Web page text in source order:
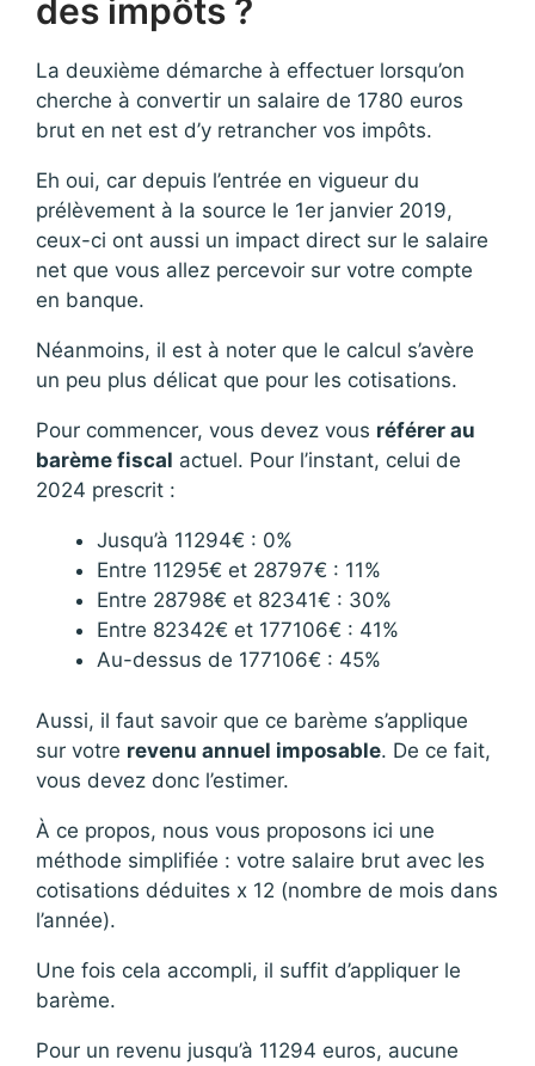
des impôts ?
La deuxième démarche à effectuer lorsqu’on
cherche à convertir un salaire de 1780 euros
brut en net est d’y retrancher vos impôts.
Eh oui, car depuis l’entrée en vigueur du
prélèvement à la source le 1er janvier 2019,
ceux-ci ont aussi un impact direct sur le salaire
net que vous allez percevoir sur votre compte
en banque.
Néanmoins, il est à noter que le calcul s’avère
un peu plus délicat que pour les cotisations.
Pour commencer, vous devez vous référer au
barème fiscal actuel. Pour l’instant, celui de
2024 prescrit :
Jusqu’à 11294€ : 0%
Entre 11295€ et 28797€ : 11%
Entre 28798€ et 82341€ : 30%
Entre 82342€ et 177106€ : 41%
Au-dessus de 177106€ : 45%
Aussi, il faut savoir que ce barème s’applique
sur votre revenu annuel imposable. De ce fait,
vous devez donc l’estimer.
À ce propos, nous vous proposons ici une
méthode simplifiée : votre salaire brut avec les
cotisations déduites x 12 (nombre de mois dans
l’année).
Une fois cela accompli, il suffit d’appliquer le
barème.
Pour un revenu jusqu’à 11294 euros, aucune